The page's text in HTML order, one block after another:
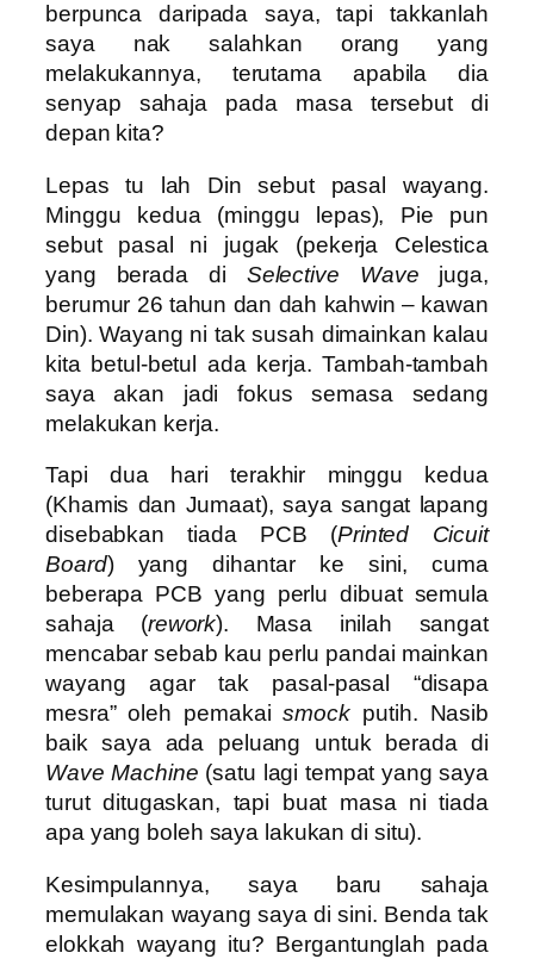
berpunca daripada saya, tapi takkanlah
saya nak salahkan orang yang
melakukannya, terutama apabila dia
senyap sahaja pada masa tersebut di
depan kita?
Lepas tu lah Din sebut pasal wayang.
Minggu kedua (minggu lepas), Pie pun
sebut pasal ni jugak (pekerja Celestica
yang berada di Selective Wave juga,
berumur 26 tahun dan dah kahwin – kawan
Din). Wayang ni tak susah dimainkan kalau
kita betul-betul ada kerja. Tambah-tambah
saya akan jadi fokus semasa sedang
melakukan kerja.
Tapi dua hari terakhir minggu kedua
(Khamis dan Jumaat), saya sangat lapang
disebabkan tiada PCB (Printed Cicuit
Board) yang dihantar ke sini, cuma
beberapa PCB yang perlu dibuat semula
sahaja (rework). Masa inilah sangat
mencabar sebab kau perlu pandai mainkan
wayang agar tak pasal-pasal “disapa
mesra” oleh pemakaismockputih. Nasib
baik saya ada peluang untuk berada di
Wave Machine (satu lagi tempat yang saya
turut ditugaskan, tapi buat masa ni tiada
apa yang boleh saya lakukan di situ).
Kesimpulannya, saya baru sahaja
memulakan wayang saya di sini. Benda tak
elokkah wayang itu? Bergantunglah pada